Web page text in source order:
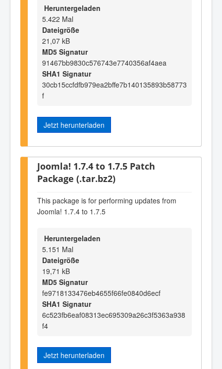
Heruntergeladen
5.422 Mal
Dateigröße
21,07 kB
MD5 Signatur
91467bb9830c576743e7740356af4aea
SHA1 Signatur
30cb15ccfdfb979ea2bffe7b140135893b58773
f
Jetzt herunterladen
Joomla! 1.7.4 to 1.7.5 Patch
Package (.tar.bz2)
This package is for performing updates from
Joomla! 1.7.4 to 1.7.5
Heruntergeladen
5.151 Mal
Dateigröße
19,71 kB
MD5 Signatur
fe9718133476eb4655f66fe0840d6ecf
SHA1 Signatur
6c523fb6eaf08313ec695309a26c3f5363a938
f4
Jetzt herunterladen